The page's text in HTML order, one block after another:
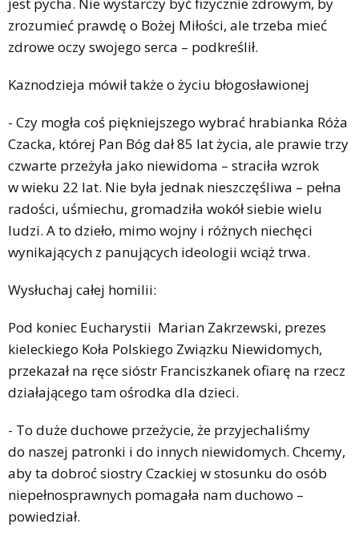
zrozumieć prawdę o Bożej Miłości, ale trzeba mieć
zdrowe oczy swojego serca – podkreślił.
Kaznodzieja mówił także o życiu błogosławionej
- Czy mogła coś piękniejszego wybrać hrabianka Róża
Czacka, której Pan Bóg dał 85 lat życia, ale prawie trzy
czwarte przeżyła jako niewidoma – straciła wzrok
w wieku 22 lat. Nie była jednak nieszczęśliwa – pełna
radości, uśmiechu, gromadziła wokół siebie wielu
ludzi. A to dzieło, mimo wojny i różnych niechęci
wynikających z panujących ideologii wciąż trwa.
Wysłuchaj całej homilii:
Pod koniec Eucharystii Marian Zakrzewski, prezes
kieleckiego Koła Polskiego Związku Niewidomych,
przekazał na ręce sióstr Franciszkanek ofiarę na rzecz
działającego tam ośrodka dla dzieci.
- To duże duchowe przeżycie, że przyjechaliśmy
do naszej patronki i do innych niewidomych. Chcemy,
aby ta dobroć siostry Czackiej w stosunku do osób
niepełnosprawnych pomagała nam duchowo –
powiedział.